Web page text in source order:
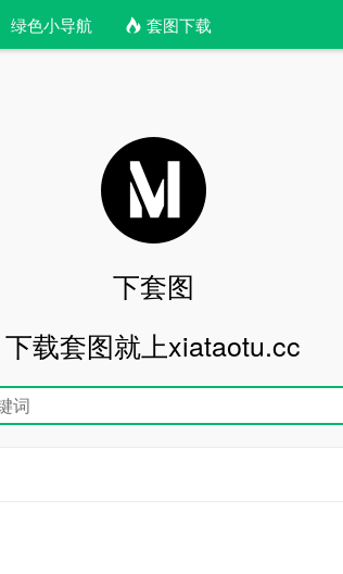
绿色小导航 套图下载
下套图
下载套图就上xiataotu.cc